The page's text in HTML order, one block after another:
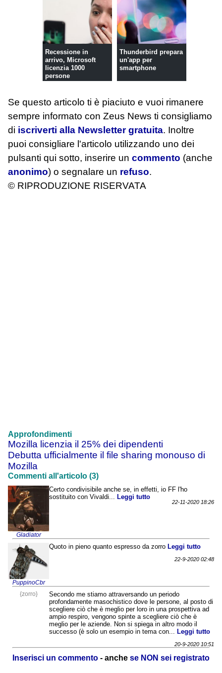
Recessione in
arrivo, Microsoft
licenzia 1000
persone
Thunderbird prepara
un'app per
smartphone
Se questo articolo ti è piaciuto e vuoi rimanere
sempre informato con Zeus News ti consigliamo
di iscriverti alla Newsletter gratuita. Inoltre
puoi consigliare l'articolo utilizzando uno dei
pulsanti qui sotto, inserire un commento (anche
anonimo) o segnalare un refuso.
© RIPRODUZIONE RISERVATA
Approfondimenti
Mozilla licenzia il 25% dei dipendenti
Debutta ufficialmente il file sharing monouso di
Mozilla
Commenti all'articolo (3)
Gladiator
Certo condivisibile anche se, in effetti, io FF l'ho
sostituito con Vivaldi... Leggi tutto
22-11-2020 18:26
PuppinoCbr
Quoto in pieno quanto espresso da zorro Leggi tutto
22-9-2020 02:48
{zorro}
Secondo me stiamo attraversando un periodo
profondamente masochistico dove le persone, al posto di
scegliere ciò che è meglio per loro in una prospettiva ad
ampio respiro, vengono spinte a scegliere ciò che è
meglio per le aziende. Non si spiega in altro modo il
successo (è solo un esempio in tema con...
Leggi tutto
20-9-2020 10:51
Inserisci un commento - anche se NON sei registrato